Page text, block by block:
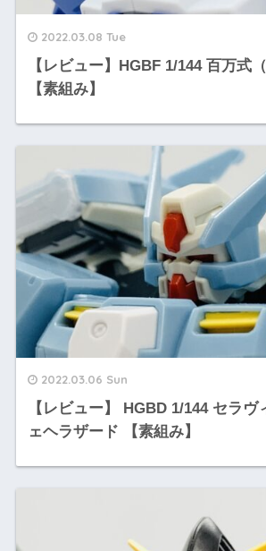
2022.03.08 Tue
【レビュー】HGBF 1/144 百万式
【素組み】
2022.03.06 Sun
【レビュー】 HGBD 1/144 セラヴ
ェヘラザード 【素組み】